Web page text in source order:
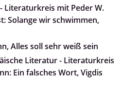
Literaturkreis mit Peder W.
Solange wir schwimmen,
Alles soll sehr weiß sein
Literatur - Literaturkreis
Ein falsches Wort, Vigdis